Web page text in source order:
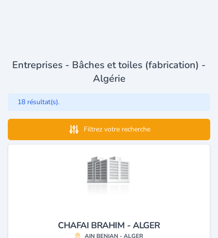
Entreprises - Bâches et toiles (fabrication) -
Algérie
18 résultat(s).
Filtrez votre recherche
CHAFAI BRAHIM - ALGER
AIN BENIAN - ALGER